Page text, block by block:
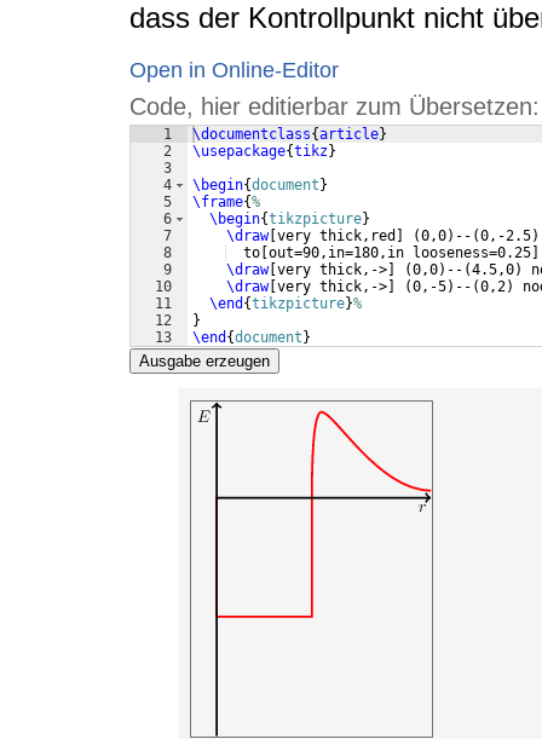
dass der Kontrollpunkt nicht
Open in Online-Editor
Code, hier editierbar zum Übersetzen:
1
2
3
4
5
6
7
8
9
10
11
12
13
\documentclass{article}
\usepackage{tikz}
\begin{document }
\frame{%
\begin{tikzpicture}
\draw[ very thick,red (0,0) -- (0,-2.5)
  to
out=90,in=180,in looseness=0.25
\draw[ very thick,-> (0,0) -- (4.5,0)
\draw[ very thick,-> (0,-5) -- (0,2)
\end {tikzpicture}%
}
\end {document }
Ausgabe erzeugen